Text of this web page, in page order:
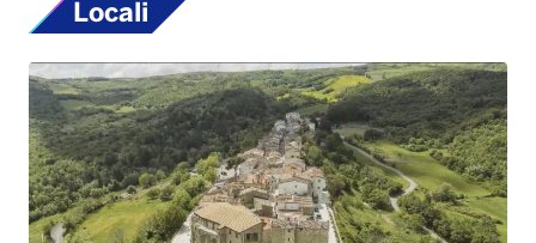
Locali